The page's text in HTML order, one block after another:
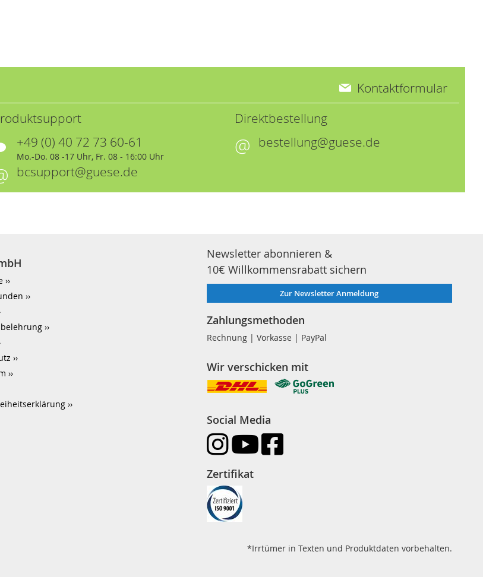
Kontaktformular
+49 (0) 40 72 73 60-61
Mo.-Do. 08 -17 Uhr, Fr. 08 - 16:00 Uhr
bcsupport@guese.de
Direktbestellung
bestellung@guese.de
Newsletter abonnieren &
10€ Willkommensrabatt sichern
Zur Newsletter Anmeldung
Zahlungsmethoden
Rechnung | Vorkasse | PayPal
Wir verschicken mit
Social Media
Zertifikat
*Irrtümer in Texten und Produktdaten vorbehalten.